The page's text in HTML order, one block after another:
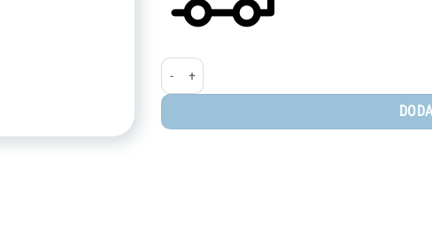
Elodie® dekica Pointelle Misty Pink količina